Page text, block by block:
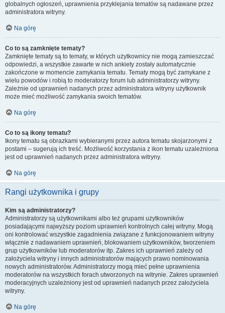
globalnych ogłoszeń, uprawnienia przyklejania tematów są nadawane przez
administratora witryny.
Na górę
Co to są zamknięte tematy?
Zamknięte tematy są to tematy, w których użytkownicy nie mogą zamieszczać
odpowiedzi, a wszystkie zawarte w nich ankiety zostały automatycznie
zakończone w momencie zamykania tematu. Tematy mogą być zamykane z
wielu powodów i robią to moderatorzy forum lub administratorzy witryny.
Zależnie od uprawnień nadanych przez administratora witryny użytkownik
może mieć możliwość zamykania swoich tematów.
Na górę
Co to są ikony tematu?
Ikony tematu są obrazkami wybieranymi przez autora tematu skojarzonymi z
postami – sugerują ich treść. Możliwość korzystania z ikon tematu uzależniona
jest od uprawnień nadanych przez administratora witryny.
Na górę
Rangi użytkownika i grupy
Kim są administratorzy?
Administratorzy są użytkownikami albo też grupami użytkowników
posiadającymi najwyższy poziom uprawnień kontrolnych całej witryny. Mogą
oni kontrolować wszystkie zagadnienia związane z funkcjonowaniem witryny
włącznie z nadawaniem uprawnień, blokowaniem użytkowników, tworzeniem
grup użytkowników lub moderatorów itp. Zakres ich uprawnień zależy od
założyciela witryny i innych administratorów mających prawo nominowania
nowych administratorów. Administratorzy mogą mieć pełne uprawnienia
moderatorów na wszystkich forach utworzonych na witrynie. Zakres uprawnień
moderacyjnych uzależniony jest od uprawnień nadanych przez założyciela
witryny.
Na górę